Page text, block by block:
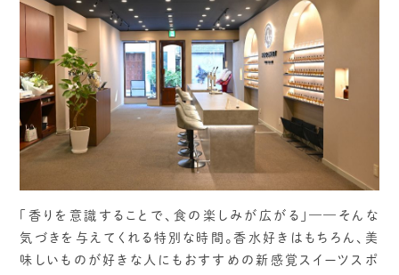
「香りを意識することで、食の楽しみが広がる」——そんな
気づきを与えてくれる特別な時間。香水好きはもちろん、美
味しいものが好きな人にもおすすめの新感覚スイーツスポ